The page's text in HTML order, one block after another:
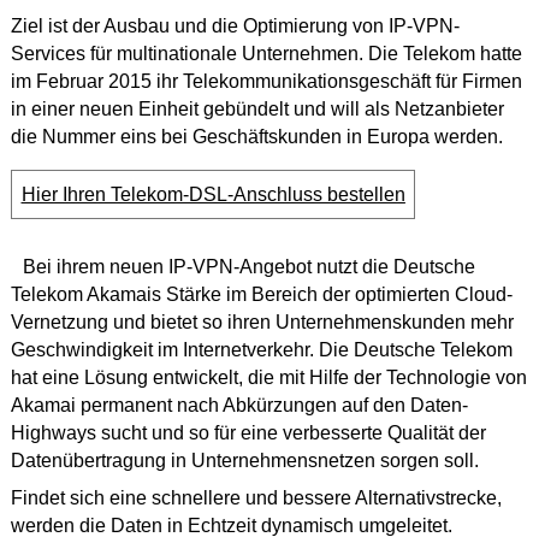
Ziel ist der Ausbau und die Optimierung von IP-VPN-
Services für multinationale Unternehmen. Die Telekom hatte
im Februar 2015 ihr Telekommunikationsgeschäft für Firmen
in einer neuen Einheit gebündelt und will als Netzanbieter
die Nummer eins bei Geschäftskunden in Europa werden.
Hier Ihren Telekom-DSL-Anschluss bestellen
Bei ihrem neuen IP-VPN-Angebot nutzt die Deutsche
Telekom Akamais Stärke im Bereich der optimierten Cloud-
Vernetzung und bietet so ihren Unternehmenskunden mehr
Geschwindigkeit im Internetverkehr. Die Deutsche Telekom
hat eine Lösung entwickelt, die mit Hilfe der Technologie von
Akamai permanent nach Abkürzungen auf den Daten-
Highways sucht und so für eine verbesserte Qualität der
Datenübertragung in Unternehmensnetzen sorgen soll.
Findet sich eine schnellere und bessere Alternativstrecke,
werden die Daten in Echtzeit dynamisch umgeleitet.